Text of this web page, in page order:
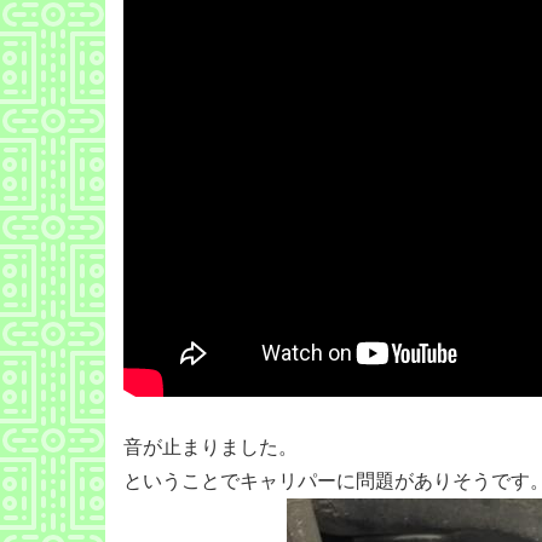
音が止まりました。
ということでキャリパーに問題がありそうです